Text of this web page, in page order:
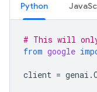
Python
# This will only
from google
client = genai .